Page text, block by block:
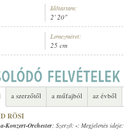
KONZERT-ORCHESTER
Időtartam:
2' 20"
Lemezméret:
25 cm
a szerzőtől a műfajból az évből
RÖSI
Konzert-Orchester; Szerző: -; Megjelenés ideje: